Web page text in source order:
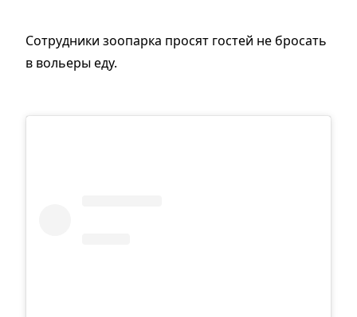
Сотрудники зоопарка просят гостей не бросать
в вольеры еду.